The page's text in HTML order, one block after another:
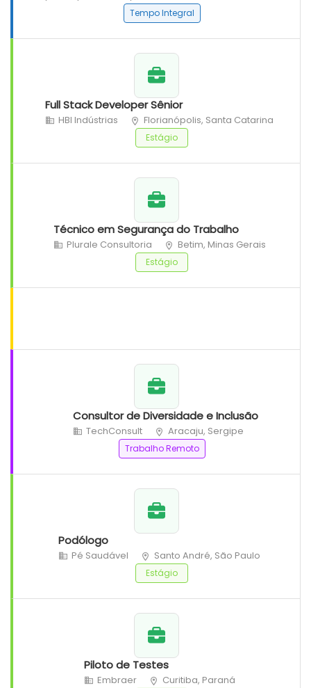
Tempo Integral
Full Stack Developer Sênior
HBI Indústrias Florianópolis, Santa Catarina
Estágio
Técnico em Segurança do Trabalho
Plurale Consultoria Betim, Minas Gerais
Estágio
Consultor de Diversidade e Inclusão
TechConsult Aracaju, Sergipe
Trabalho Remoto
Podólogo
Pé Saudável Santo André, São Paulo
Estágio
Piloto de Testes
Embraer Curitiba, Paraná